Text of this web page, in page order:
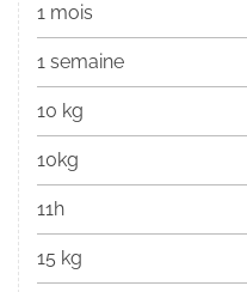
1 mois
1 semaine
10 kg
10kg
11h
15 kg